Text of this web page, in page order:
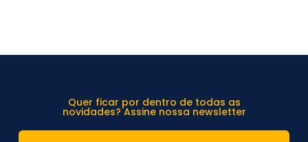
Quer ficar por dentro de todas as
novidades? Assine nossa newsletter